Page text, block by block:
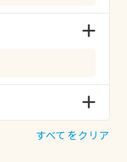
すべてをクリア